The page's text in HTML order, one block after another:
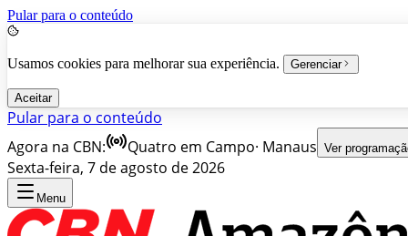
Pular para o conteúdo
Usamos cookies para melhorar sua experiência. Gerenciar
Aceitar
Pular para o conteúdo
Agora na CBN:
Quatro em Campo· Manaus Ver
Sexta-feira, 7 de agosto de 2026
Menu